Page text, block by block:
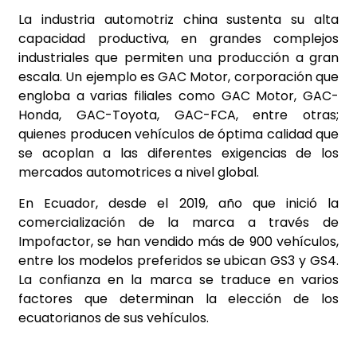
La industria automotriz china sustenta su alta
capacidad productiva, en grandes complejos
industriales que permiten una producción a gran
escala. Un ejemplo es GAC Motor, corporación que
engloba a varias filiales como GAC Motor, GAC-
Honda, GAC-Toyota, GAC-FCA, entre otras;
quienes producen vehículos de óptima calidad que
se acoplan a las diferentes exigencias de los
mercados automotrices a nivel global.
En Ecuador, desde el 2019, año que inició la
comercialización de la marca a través de
Impofactor, se han vendido más de 900 vehículos,
entre los modelos preferidos se ubican GS3 y GS4.
La confianza en la marca se traduce en varios
factores que determinan la elección de los
ecuatorianos de sus vehículos.